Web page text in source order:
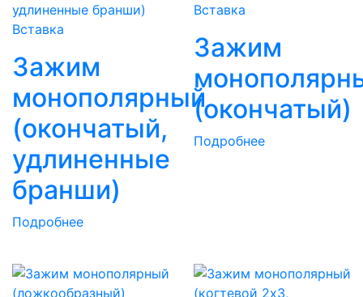
Вставка
Зажим
монополярный
(окончатый,
удлиненные
бранши)
Подробнее
Вставка
Зажим
(окончатый)
Подробнее